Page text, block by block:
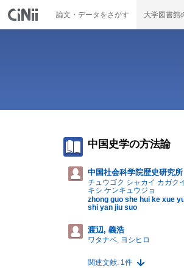
論文・データをさがす 大学図書館
中国史学の方法論
中国社会科学院歴史研究所
チュウゴク シャカイ カガク
キシ ケンキュウジョ
zhong guo she hui ke xue
shi yan jiu suo
渡辺, 義浩
ワタナベ, ヨシヒロ
関連文献: 1件